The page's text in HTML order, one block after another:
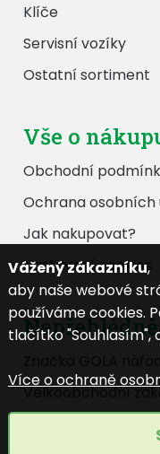
Klíče
Servisní vozíky
Ostatní sortiment
Vše o
Obchodní
Ochrana osobních
Jak nakupovat?
Nastavení cookies
Velkoobchodní
Vážený zákazníku,
aby naše webové
používáme cookies.
tlačítko "Souhlasím",
Více o ochraně